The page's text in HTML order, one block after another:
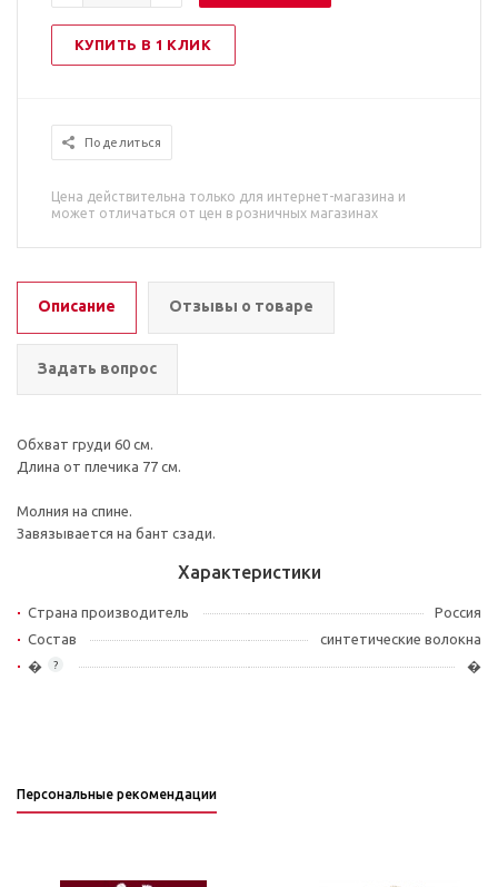
КУПИТЬ В 1 КЛИК
Поделиться
Цена действительна только для интернет-магазина и
может отличаться от цен в розничных магазинах
Описание Отзывы о товаре
Задать вопрос
Обхват груди 60 см.
Длина от плечика 77 см.
Молния на спине.
Завязывается на бант сзади.
Характеристики
Страна производитель
Россия
Состав
синтетические волокна
?
� �
Персональные рекомендации